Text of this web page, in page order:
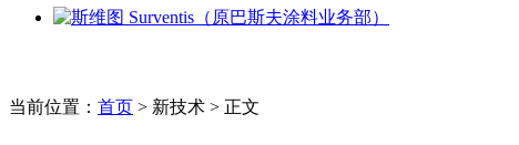
当前位置： 首页 > 新技术 > 正文